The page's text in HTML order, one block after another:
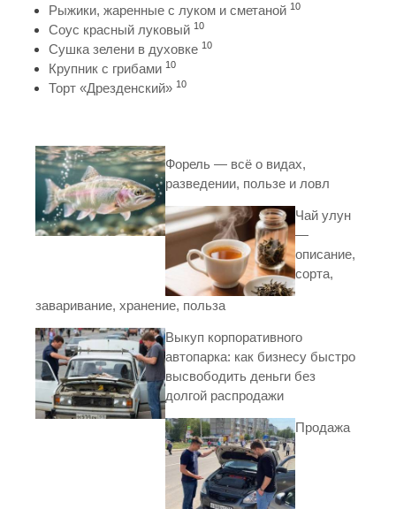
Рыжики, жаренные с луком и сметаной 10
Соус красный луковый 10
Сушка зелени в духовке 10
Крупник с грибами 10
Торт «Дрезденский» 10
Форель — всё о видах,
разведении, пользе и ловл
Чай улун
—
описание,
сорта,
заваривание, хранение, польза
Выкуп корпоративного
автопарка: как бизнесу быстро
высвободить деньги без
долгой распродажи
Продажа